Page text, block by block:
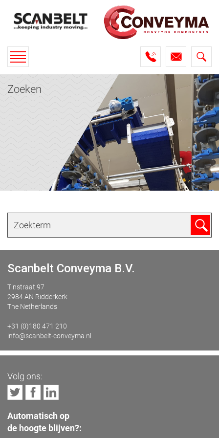
Toggle
navigation
Zoeken
Scanbelt Conveyma B.V.
Tinstraat 97
2984 AN Ridderkerk
The Netherlands
+31 (0)180 471 210
info@scanbelt-conveyma.nl
Volg ons:
Automatisch op
de hoogte blijven?: